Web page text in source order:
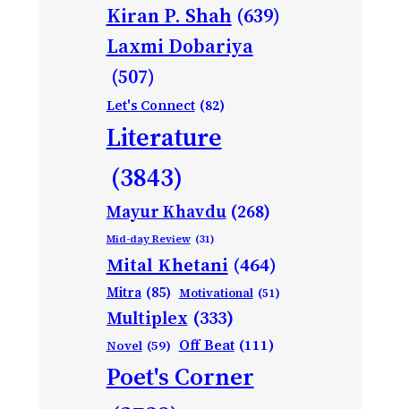
Kiran P. Shah (639)
Laxmi Dobariya
(507)
Let's Connect (82)
Literature
(3843)
Mayur Khavdu (268)
Mid-day Review (31)
Mital Khetani (464)
Mitra (85) Motivational (51)
Multiplex (333)
Novel (59) Off Beat (111)
Poet's Corner